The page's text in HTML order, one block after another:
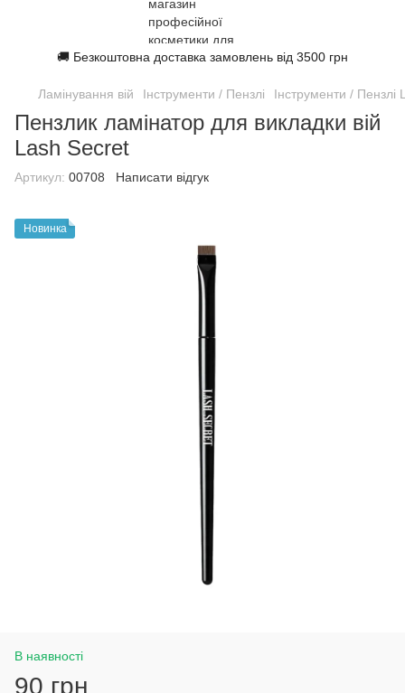
🚚 Безкоштовна доставка замовлень від 3500 грн
Ламінування вій Інструменти / Пензлі Інструменти / Пензлі
Пензлик ламінатор для викладки вій
Lash Secret
Артикул: 00708 Написати відгук
Новинка
В наявності
90 грн